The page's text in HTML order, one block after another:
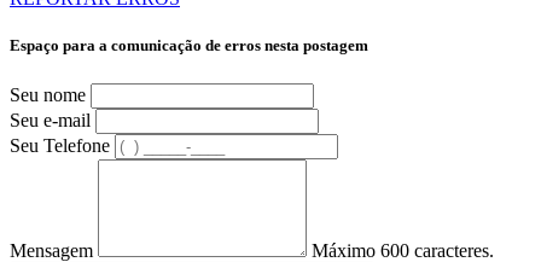
Espaço para a comunicação de erros nesta postagem
Seu nome
Seu e-mail
Seu Telefone
Mensagem Máximo 600 caracteres.